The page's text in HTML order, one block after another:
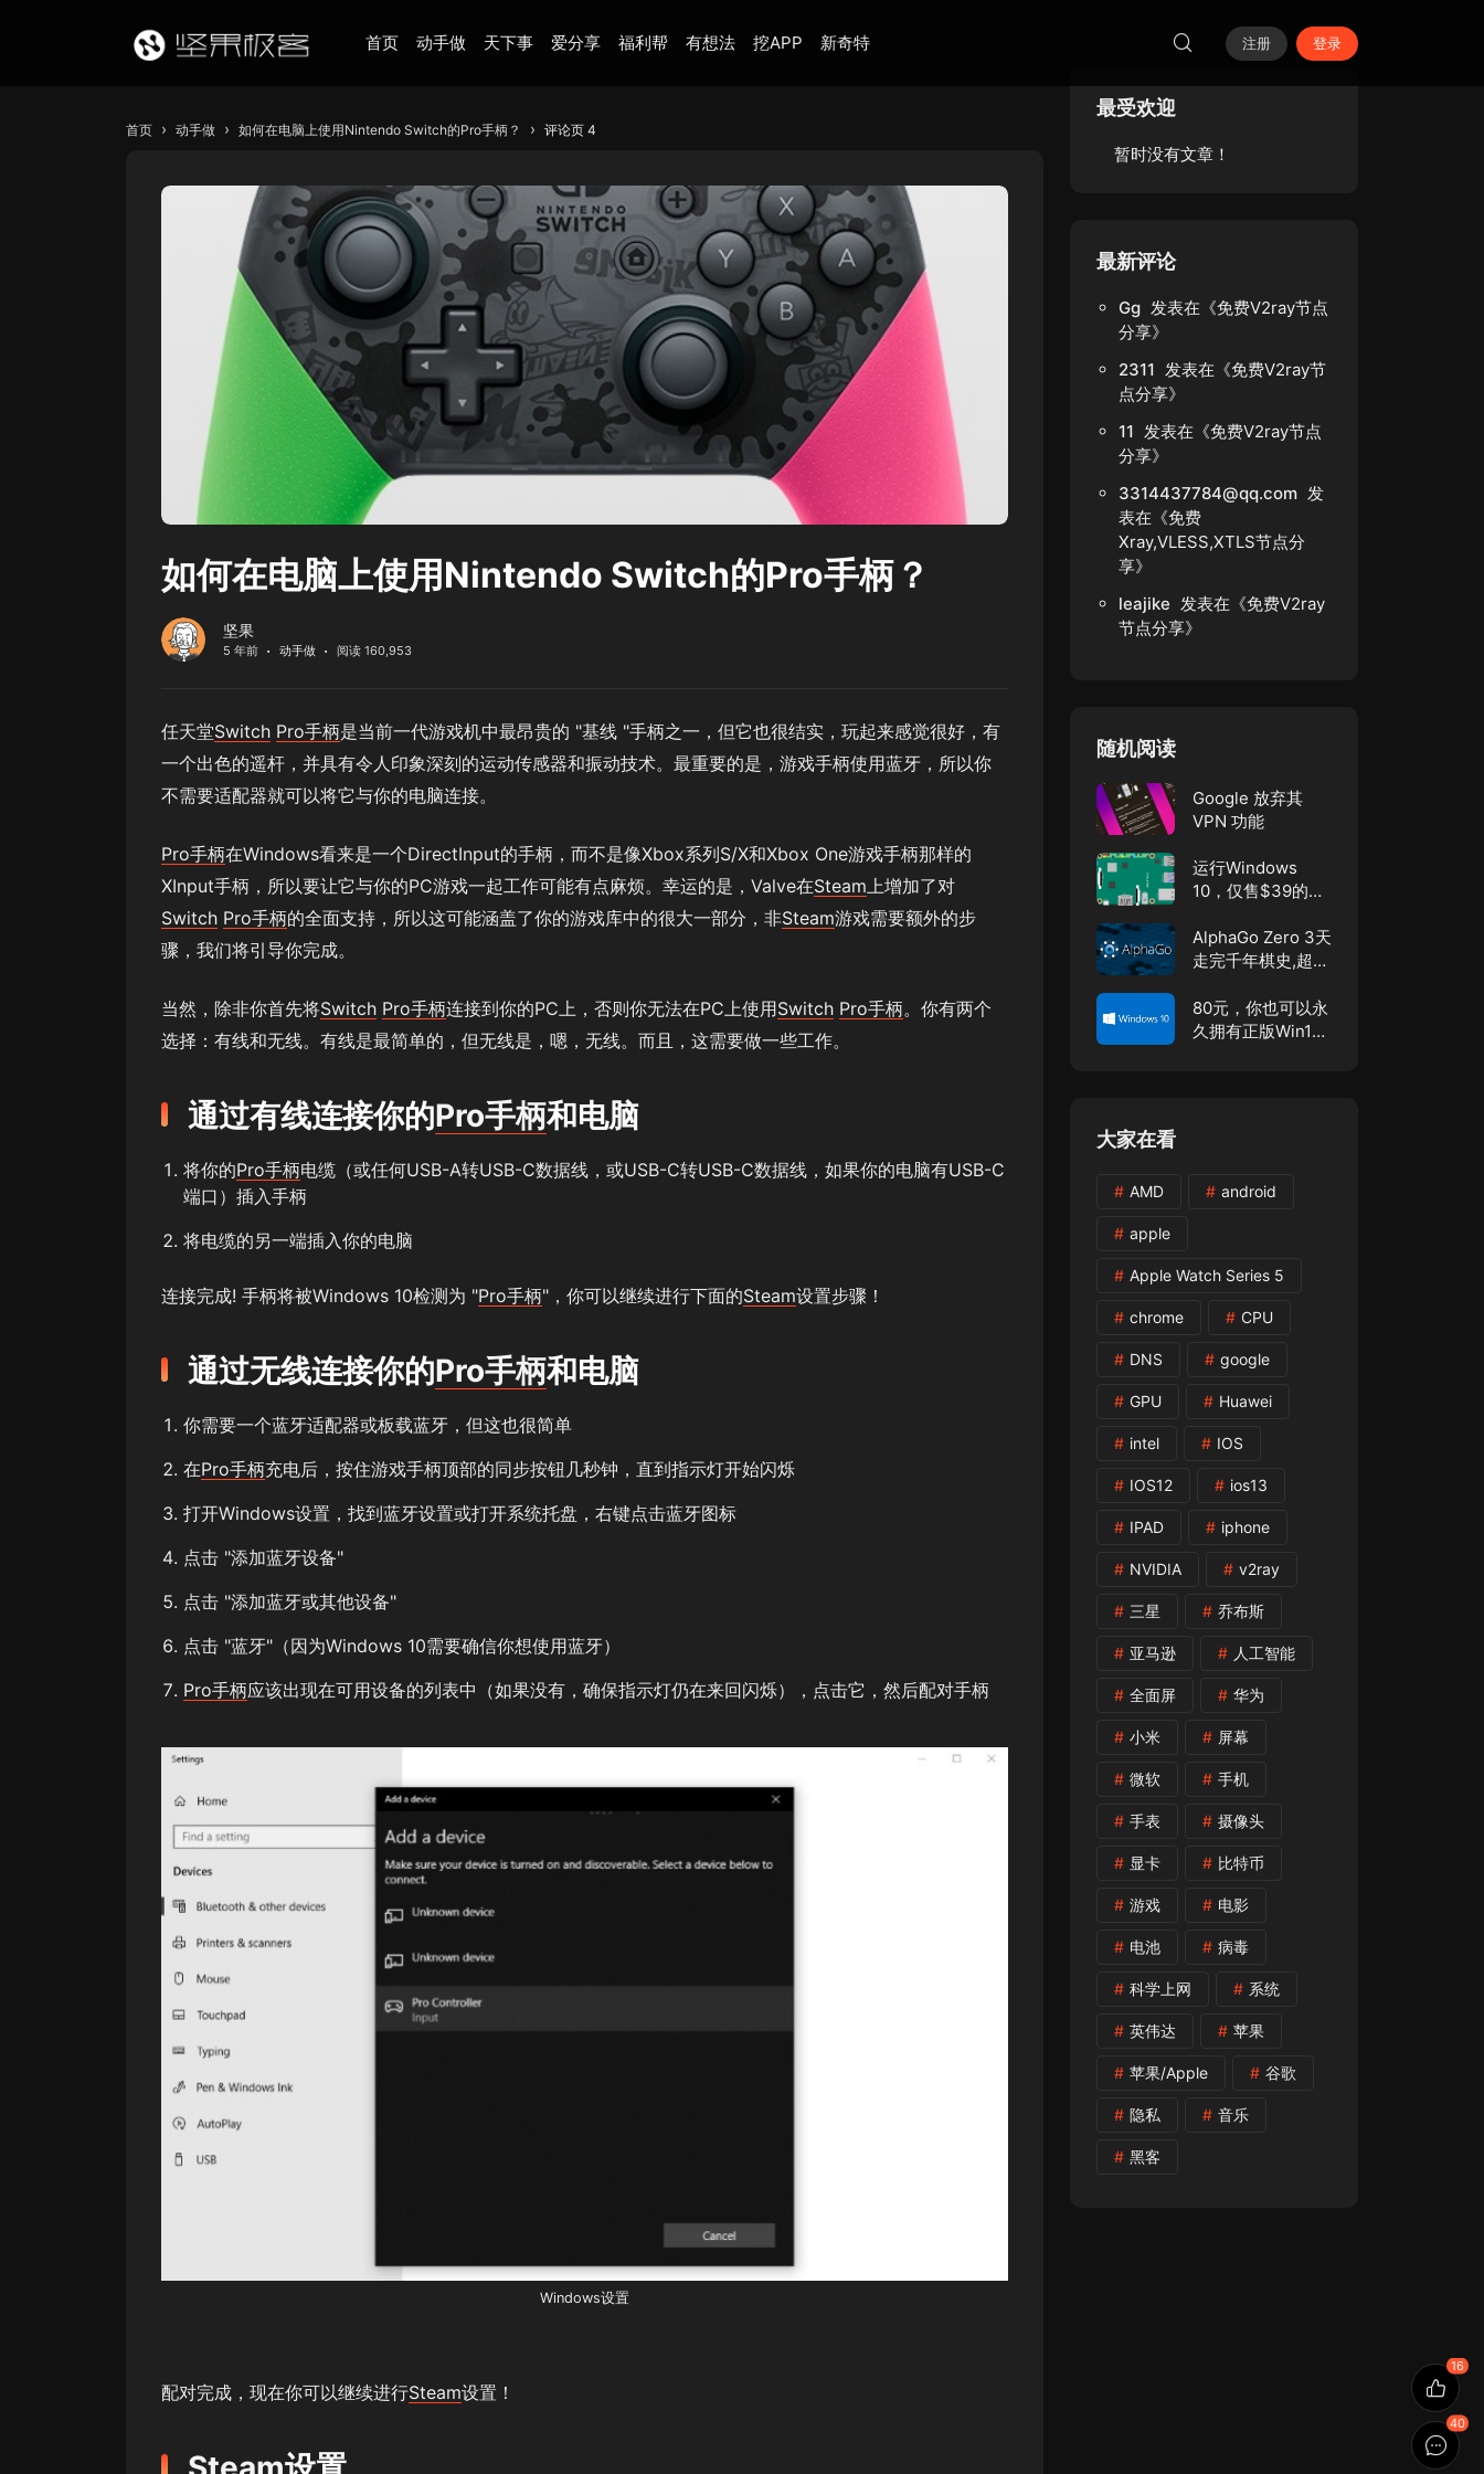
首页 动手做 天下事 爱分享 福利帮 有想法 挖APP 新奇特 注册 登录
首页 › 动手做 › 如何在电脑上使用Nintendo Switch的Pro手柄？ › 评论页 4
如何在电脑上使用Nintendo Switch的Pro手柄？
坚果
5 年前 动手做 阅读 160,953
任天堂Switch Pro手柄是当前一代游戏机中最昂贵的 "基线 "手柄之一，但它也很结实，玩起来感觉很好，有
一个出色的遥杆，并具有令人印象深刻的运动传感器和振动技术。最重要的是，游戏手柄使用蓝牙，所以你
不需要适配器就可以将它与你的电脑连接。
Pro手柄在Windows看来是一个DirectInput的手柄，而不是像Xbox系列S/X和Xbox One游戏手柄那样的
XInput手柄，所以要让它与你的PC游戏一起工作可能有点麻烦。幸运的是，Valve在Steam 上增加了对
Switch Pro手柄的全面支持，所以这可能涵盖了你的游戏库中的很大一部分，非Steam游戏需要额外的步
骤，我们将引导你完成。
当然，除非你首先将Switch Pro手柄连接到你的PC上，否则你无法在PC上使用Switch Pro手柄。你有两个
选择：有线和无线。有线是最简单的，但无线是，嗯，无线。而且，这需要做一些工作。
通过有线连接你的Pro手柄和电脑
将你的Pro手柄电缆（或任何USB-A转USB-C数据线，或USB-C转USB-C数据线，如果你的电脑有USB-C
端口）插入手柄
将电缆的另一端插入你的电脑
连接完成! 手柄将被Windows 10检测为 "Pro手柄"，你可以继续进行下面的Steam设置步骤！
通过无线连接你的Pro手柄和电脑
你需要一个蓝牙适配器或板载蓝牙，但这也很简单
在Pro手柄充电后，按住游戏手柄顶部的同步按钮几秒钟，直到指示灯开始闪烁
打开Windows设置，找到蓝牙设置或打开系统托盘，右键点击蓝牙图标
点击 "添加蓝牙设备"
点击 "添加蓝牙或其他设备"
点击 "蓝牙"（因为Windows 10需要确信你想使用蓝牙）
Pro手柄应该出现在可用设备的列表中（如果没有，确保指示灯仍在来回闪烁），点击它，然后配对手柄
Windows设置
配对完成，现在你可以继续进行Steam设置！
最受欢迎
暂时没有文章！
最新评论
Gg 发表在《免费V2ray节点
分享》
2311 发表在《免费V2ray节
点分享》
11 发表在《免费V2ray节点
分享》
3314437784@qq.com 发
表在《免费
Xray,VLESS,XTLS节点分
享》
leajike 发表在《免费V2ray
节点分享》
随机阅读
Google 放弃其
VPN 功能
运行Windows
10，仅售$39的
板！
AlphaGo Zero 3天
走完千年棋史,超越
80元，你也可以永
久拥有正版Win10
大家在看
AMD android
apple
Apple Watch Series 5
chrome CPU
DNS google
GPU Huawei
intel IOS
IOS12 ios13
IPAD iphone
NVIDIA v2ray
三星 乔布斯
亚马逊 人工智能
全面屏 华为
小米 屏幕
微软 手机
手表 摄像头
显卡 比特币
游戏 电影
电池 病毒
科学上网 系统
英伟达 苹果
苹果/Apple 谷歌
隐私 音乐
黑客
16
40